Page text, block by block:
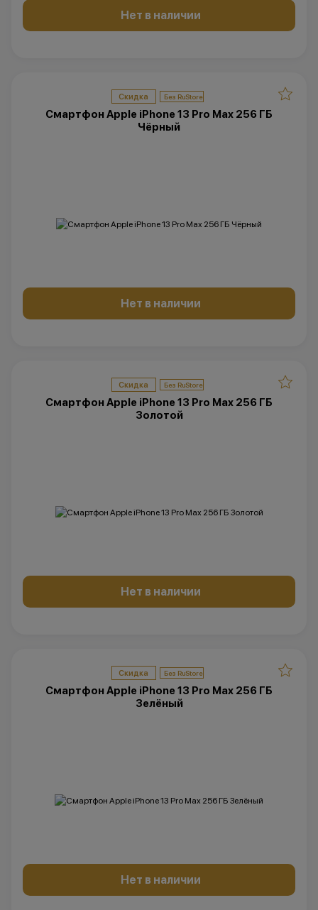
Нет в наличии
Скидка
Смартфон Apple iPhone 13 Pro Max 256 ГБ
Чёрный
Нет в наличии
Скидка
Смартфон Apple iPhone 13 Pro Max 256 ГБ
Золотой
Нет в наличии
Скидка
Смартфон Apple iPhone 13 Pro Max 256 ГБ
Зелёный
Нет в наличии